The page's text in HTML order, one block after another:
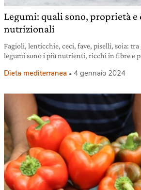
Legumi: quali sono, proprietà
nutrizionali
Fagioli, lenticchie, ceci, fave, piselli, soia:
legumi sono i più nutrienti, ricchi in fibre e
Dieta mediterranea 4 gennaio 2024